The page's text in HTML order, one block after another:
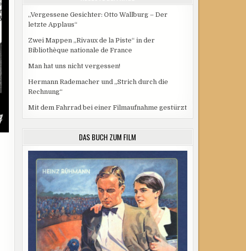
„Vergessene Gesichter: Otto Wallburg – Der
letzte Applaus“
Zwei Mappen „Rivaux de la Piste“ in der
Bibliothèque nationale de France
Man hat uns nicht vergessen!
Hermann Rademacher und „Strich durch die
Rechnung“
Mit dem Fahrrad bei einer Filmaufnahme gestürzt
DAS BUCH ZUM FILM